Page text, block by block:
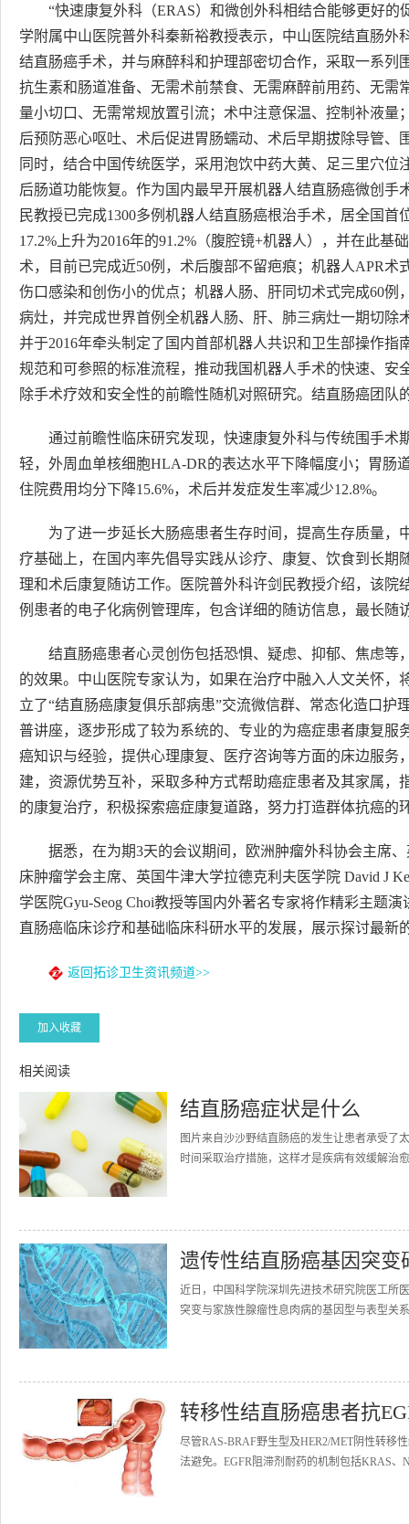
“快速康复外科（ERAS）和微创外科相结合能够更好
学附属中山医院普外科秦新裕教授表示，中山医院结直肠外
结直肠癌手术，并与麻醉科和护理部密切合作，采取一系
抗生素和肠道准备、无需术前禁食、无需麻醉前用药、无
量小切口、无需常规放置引流；术中注意保温、控制补液
后预防恶心呕吐、术后促进胃肠蠕动、术后早期拔除导管
同时，结合中国传统医学，采用泡饮中药大黄、足三里穴
后肠道功能恢复。作为国内最早开展机器人结直肠癌微创手
民教授已完成1300多例机器人结直肠癌根治手术，居全国
17.2%上升为2016年的91.2%（腹腔镜+机器人），并在此
术，目前已完成近50例，术后腹部不留疤痕；机器人APR
伤口感染和创伤小的优点；机器人肠、肝同切术式完成60
病灶，并完成世界首例全机器人肠、肝、肺三病灶一期切
并于2016年牵头制定了国内首部机器人共识和卫生部操作
规范和可参照的标准流程，推动我国机器人手术的快速、
除手术疗效和安全性的前瞻性随机对照研究。结直肠癌团队
通过前瞻性临床研究发现，快速康复外科与传统围手
轻，外周血单核细胞HLA-DR的表达水平下降幅度小；胃肠
住院费用均分下降15.6%，术后并发症发生率减少12.8%。
为了进一步延长大肠癌患者生存时间，提高生存质量
疗基础上，在国内率先倡导实践从诊疗、康复、饮食到长
理和术后康复随访工作。医院普外科许剑民教授介绍，该院
例患者的电子化病例管理库，包含详细的随访信息，最长随
结直肠癌患者心灵创伤包括恐惧、疑虑、抑郁、焦虑
的效果。中山医院专家认为，如果在治疗中融入人文关怀
立了“结直肠癌康复俱乐部病患”交流微信群、常态化造口护
普讲座，逐步形成了较为系统的、专业的为癌症患者康复
癌知识与经验，提供心理康复、医疗咨询等方面的床边服
建，资源优势互补，采取多种方式帮助癌症患者及其家属
的康复治疗，积极探索癌症康复道路，努力打造群体抗癌的
据悉，在为期3天的会议期间，欧洲肿瘤外科协会主席、
床肿瘤学会主席、英国牛津大学拉德克利夫医学院 David J
学医院Gyu-Seog Choi教授等国内外著名专家将作精彩主题
直肠癌临床诊疗和基础临床科研水平的发展，展示探讨最新
返回拓诊卫生资讯频道>>
加入收藏
相关阅读
结直肠癌症状是什么
图片来自沙沙野结直肠癌的发生让患者承受了
时间采取治疗措施，这样才是疾病有效缓解治
遗传性结直肠癌基因突变
近日，中国科学院深圳先进技术研究院医工所
突变与家族性腺瘤性息肉病的基因型与表型关
转移性结直肠癌患者抗
尽管RAS-BRAF野生型及HER2/MET阴性转移
法避免。EGFR阻滞剂耐药的机制包括KRAS、